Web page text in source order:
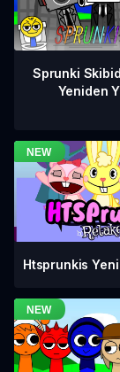
Sprunki
Yeniden
Htsprunkis